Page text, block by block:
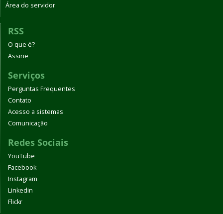
Área do servidor
RSS
O que é?
Assine
Serviços
Perguntas Frequentes
Contato
Acesso a sistemas
Comunicação
Redes Sociais
YouTube
Facebook
Instagram
Linkedin
Flickr